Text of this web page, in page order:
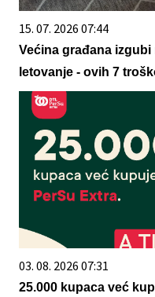
15. 07. 2026 07:44
Većina građana
letovanje - ovih 7
03. 08. 2026 07:31
25.000 kupaca već